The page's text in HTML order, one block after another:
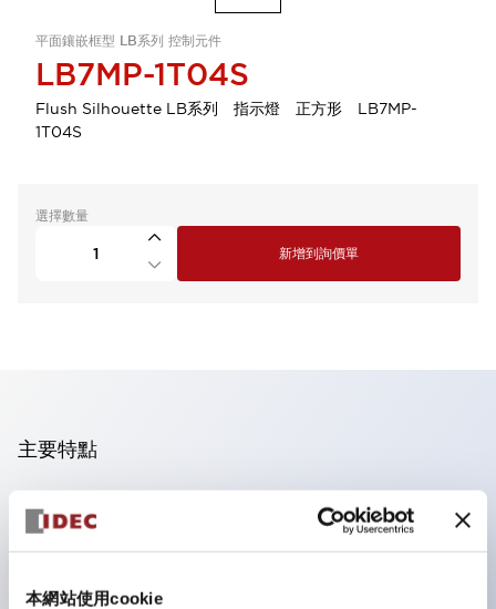
本網站使用cookie
平面鑲嵌框型 LB系列 控制元件
LB7MP-1T04S
Flush Silhouette LB系列 指示燈 正方形 LB7MP-
1T04S
選擇數量
新增到詢價單
主要特點
操作面板的凹凸減少，呈現銳利感。
支援分離型／單板式
優秀的防水性能。保護結構IP65